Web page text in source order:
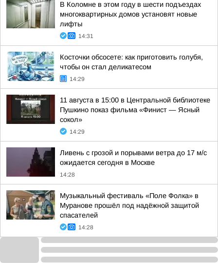
В Коломне в этом году в шести подъездах
многоквартирных домов установят новые
лифты
14:31
Косточки обсосете: как приготовить голубя,
чтобы он стал деликатесом
14:29
11 августа в 15:00 в Центральной библиотеке
Пушкино показ фильма «Финист — Ясный
сокол»
14:29
Ливень с грозой и порывами ветра до 17 м/с
ожидается сегодня в Москве
14:28
Музыкальный фестиваль «Поле Фолка» в
Муранове прошёл под надёжной защитой
спасателей
14:28